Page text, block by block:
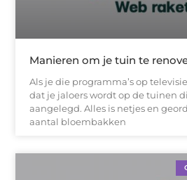
Manieren om je tuin te
Als je die programma’s op
dat je jaloers wordt op de tuinen
aangelegd. Alles is netjes en
aantal bloembakken